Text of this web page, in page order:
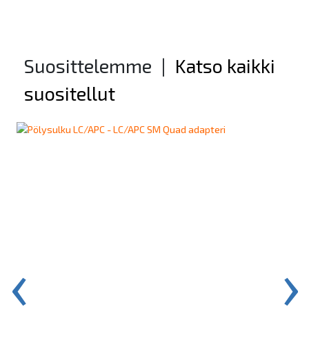
Suosittelemme | Katso kaikki
suositellut
‹ ›